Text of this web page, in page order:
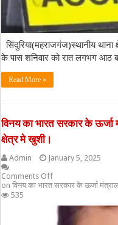
सिंदुरिया(महराजगंज)स्थानीय थाना
के पास शनिवार को रात लगभग आठ
Read More »
विनय का भारत सरकार के
क्षेत्र मे खुशी।
Admin
January 5, 2025
Comments Off
on विनय का भारत सरकार के ऊर्जा
535